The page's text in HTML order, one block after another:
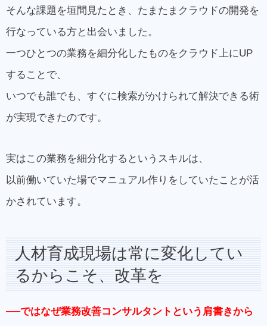
そんな課題を垣間見たとき、たまたまクラウドの開発を
行なっている方と出会いました。
一つひとつの業務を細分化したものをクラウド上にUP
することで、
いつでも誰でも、すぐに検索がかけられて解決できる術
が実現できたのです。
実はこの業務を細分化するというスキルは、
以前働いていた場でマニュアル作りをしていたことが活
かされています。
人材育成現場は常に変化してい
るからこそ、改革を
──ではなぜ業務改善コンサルタントという肩書きから